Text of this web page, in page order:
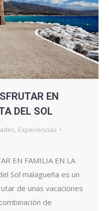
EN
DEL SOL
Experiencias
EN FAMILIA EN LA
Sol malagueña es un
de unas vacaciones
de